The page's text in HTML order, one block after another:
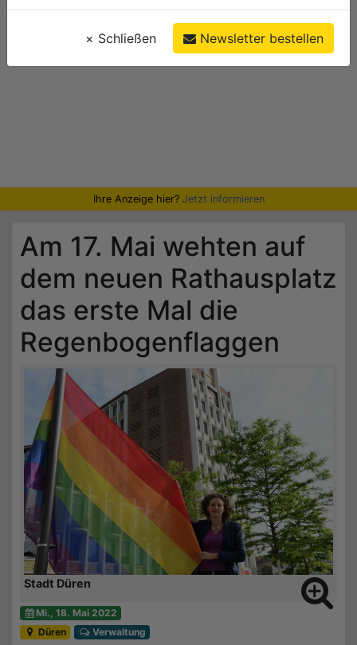
Ihre Anzeige hier? Jetzt informieren
Am 17. Mai wehten auf
dem neuen Rathausplatz
das erste Mal die
Regenbogenflaggen
Stadt Düren
Mi., 18. Mai 2022
Düren
Verwaltung
× Schließen Newsletter bestellen